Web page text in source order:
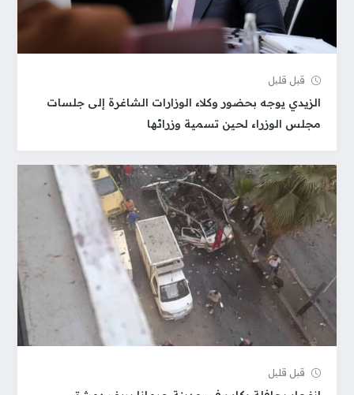
قبل قلیل
الزيدي يوجه بحضور وكلاء الوزارات الشاغرة إلى جلسات
مجلس الوزراء لحين تسمية وزرائها
قبل قلیل